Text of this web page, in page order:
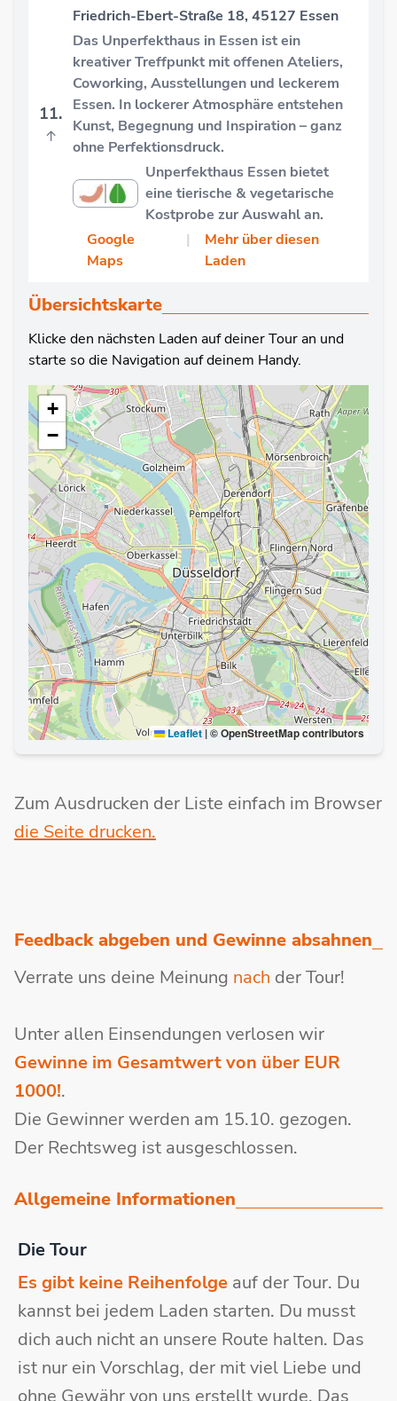
11.
↑
Friedrich-Ebert-Straße 18, 45127 Essen
Das Unperfekthaus in Essen ist ein
kreativer Treffpunkt mit offenen Ateliers,
Coworking, Ausstellungen und leckerem
Essen. In lockerer Atmosphäre entstehen
Kunst, Begegnung und Inspiration – ganz
ohne Perfektionsdruck.
Unperfekthaus Essen bietet
eine tierische & vegetarische
Kostprobe zur Auswahl an.
Google
Maps
|
Mehr über diesen
Laden
Übersichtskarte
Klicke den nächsten Laden auf deiner Tour an und
starte so die Navigation auf deinem Handy.
+
−
Leaflet |© OpenStreetMap contributors
Zum Ausdrucken der Liste einfach im Browser
die Seite drucken.
Feedback abgeben und Gewinne absahnen
Verrate uns deine Meinung nach der Tour!
Unter allen Einsendungen verlosen wir
Gewinne im Gesamtwert von über EUR
1000!.
Die Gewinner werden am 15.10. gezogen.
Der Rechtsweg ist ausgeschlossen.
Allgemeine Informationen
Die Tour
Es gibt keine Reihenfolge auf der Tour. Du
kannst bei jedem Laden starten. Du musst
dich auch nicht an unsere Route halten. Das
ist nur ein Vorschlag, der mit viel Liebe und
ohne Gewähr von uns erstellt wurde. Das